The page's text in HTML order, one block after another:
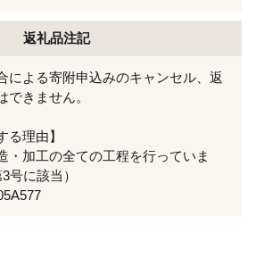
返礼品注記
による寄附申込みのキャンセル、返
できません。
る理由】
・加工の全ての工程を行っていま
号に該当）